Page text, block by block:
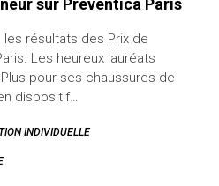
sur Préventica Paris
résultats des Prix de
Les heureux lauréats
pour ses chaussures de
dispositif…
INDIVIDUELLE